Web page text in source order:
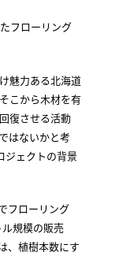
フローリング
魅力ある北海道
こから木材を有
復させる活動
はないかと考
ジェクトの背景
フローリング
規模の販売
、植樹本数にす